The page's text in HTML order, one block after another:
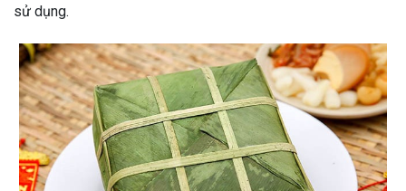
sử dụng.